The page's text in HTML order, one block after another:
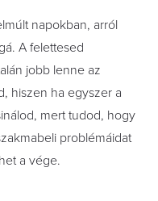
napokban, arról
A felettesed
jobb lenne az
hiszen ha egyszer a
mert tudod, hogy
problémáidat
a vége.